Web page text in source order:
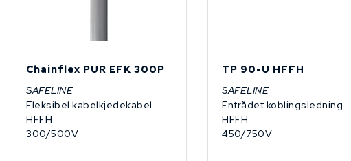
Chainflex PUR EFK 300P
SAFELINE
Fleksibel kabelkjedekabel
HFFH
300/500V
TP 90-U HFFH
SAFELINE
Entrådet koblingsledning
HFFH
450/750V